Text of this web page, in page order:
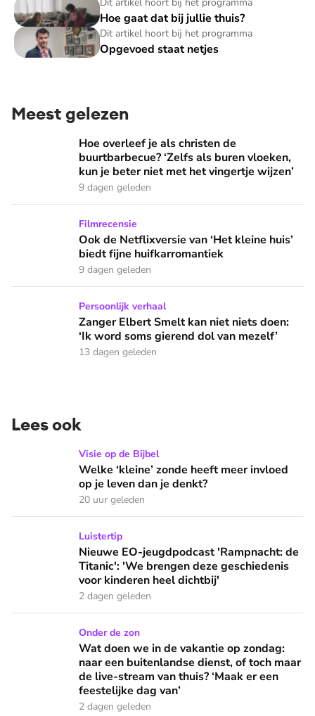
Hoe gaat dat bij jullie thuis?
Hoe gaat dat bij jullie thuis?
Dit artikel hoort bij het programma
Opgevoed staat netjes
Opgevoed staat netjes
Meest gelezen
Hoe overleef je als christen de buurtbarbecue? ‘Zelfs als
Hoe overleef je als christen de
buurtbarbecue? ‘Zelfs als buren vloeken,
kun je beter niet met het vingertje wijzen’
9 dagen geleden
Ook de Netflixversie van ‘Het kleine huis’ biedt fijne
Filmrecensie
Ook de Netflixversie van ‘Het kleine huis’
biedt fijne huifkarromantiek
9 dagen geleden
Zanger Elbert Smelt kan niet niets doen: ‘Ik word soms
Persoonlijk verhaal
Zanger Elbert Smelt kan niet niets doen:
‘Ik word soms gierend dol van mezelf’
13 dagen geleden
Lees ook
Welke ‘kleine’ zonde heeft meer invloed op je leven dan je
Visie op de Bijbel
Welke ‘kleine’ zonde heeft meer invloed
op je leven dan je denkt?
20 uur geleden
Nieuwe EO-jeugdpodcast 'Rampnacht: de Titanic': 'We
Luistertip
Nieuwe EO-jeugdpodcast 'Rampnacht: de
Titanic': 'We brengen deze geschiedenis
voor kinderen heel dichtbij'
2 dagen geleden
Wat doen we in de vakantie op zondag: naar een
Onder de zon
Wat doen we in de vakantie op zondag:
naar een buitenlandse dienst, of toch maar
de live-stream van thuis? ‘Maak er een
feestelijke dag van’
2 dagen geleden